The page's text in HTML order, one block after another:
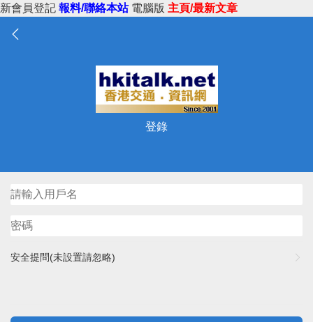
新會員登記 報料/聯絡本站 電腦版 主頁/最新文章
登錄
安全提問(未設置請忽略)